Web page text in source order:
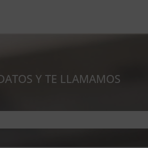
Y TE LLAMAMOS